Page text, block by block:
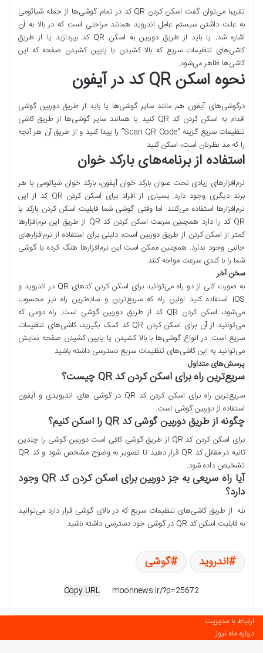
تقریبا می‌توان گفت اسکن کردن QR کد در تمام گوشی‌ها از جمله شیائومی
به علت داشتن سیستم عامل اندروید همانند مراحلی است که در بالا به آن
اشاره شد. یا باید از طریق دوربین به اسکن QR کد بپردازید یا از طریق
کاشی‌های تنظیمات سریع که بالا کشیدن یا پایین کشیدن صفحه که این
کاشی‌ها ظاهر می‌شود.
نحوه اسکن QR کد در آیفون
درگوشی‌های آیفون هم مانند سایر گوشی‌ها یا باید از طریق دوربین گوشی
اقدام به اسکن کردن کد QR کنید یا همانند سایر گوشی‌ها از طریق کاشی
تنظیمات سریع گزینه “Scan QR Code” را پیدا کنید و از طریق آن هر آنچه
را که مد نظرتان است، اسکن کنید.
استفاده از برنامه‌های بارکد خوان
نرم‌افزارهای زیادی تحت عنوان بارکد خوان آیفون، بارکد خوان شیائومی یا هر
برند دیگری وجود دارد. بسیاری از افراد برای اسکن کردن QR کد از این
نرم‌افزارها استفاده می‌کنند. اما وقتی گوشی شما قابلیت اسکن کردن بارکد یا
QR کد را دارد همچنین سرعت اسکن کردن کد QR از طریق این نرم‌افزارها
کمتر از اسکن کردن از طریق دوربین است، دلیلی برای استفاده از نرم‌افزارهای
جانبی وجود ندارد. همچنین ممکن است این نرم‌افزارها هنگ کرده یا گوشی
شما را با کندی سرعت مواجه کنند.
سخن آخر
به صورت کلی از دو راه می‌توانید برای اسکن کردن کدهای QR در اندروید و
iOS استفاده کنید اولین راه که سریع‌ترین و ساده‌ترین راه نیز محسوب
می‌شود، اسکن کردن QR کد از طریق دوربین گوشی است. راه دومی که
می‌توانید از آن برای اسکن کردن QR کد کمک بگیرید، کاشی‌های تنظیمات
سریع است. در انواع گوشی‌ها با بالا کشیدن یا پایین کشیدن صفحه نمایش
می‌توانید به این کاشی‌های تنظیمات سریع دسترسی داشته باشید.
پرسشهای متداول
سریع‌ترین راه برای اسکن کردن کد QR چیست؟
سریع‌ترین راه برای اسکن کردن کد QR در گوشی های اندرویدی و آیفون
استفاده از دوربین گوشی است.
چگونه از طریق دوربین گوشی کد QR را اسکن کنیم؟
برای اسکن کردن کد QR از طریق گوشی کافی است دوربین گوشی را چندین
ثانیه در مقابل کد QR قرار دهید تا تصویر به وضوح مشخص شود و کد QR
تشخیص داده شود.
آیا راه سریعی به جز دوربین برای اسکن کردن کد QR وجود
دارد؟
بله. از طریق کاشی‌های تنظیمات سریع که در بالای گوشی قرار دارد می‌توانید
به قابلیت اسکن کد QR در گوشی خود دسترسی داشته باشید.
اندروید گوشی
Copy URL
ارتباط با مدیریت
درباره ماه نیوز